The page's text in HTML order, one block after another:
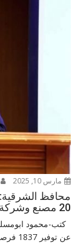
مارس 10, 2025
20 مصنع وشركة بالقطاع الخاص
كتب-محمود
عن توفير 1837 فرصه عمل داخل 20...